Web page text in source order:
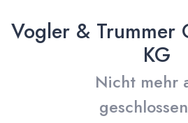
Vogler & Trummer
KG
Nicht mehr